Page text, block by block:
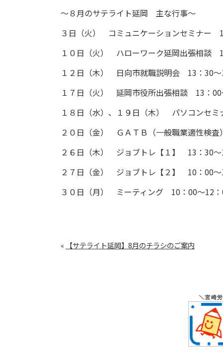
～８月のサテライト延岡 主な行事～
３日（火） コミュニケーションセミナー
１０日（火） ハローワーク延岡出張相談
１２日（木） 日向市就職説明会 13：30～
１７日（火） 延岡市役所出張相談 13：00
１８日（水）、１９日（木） パソコンセ
２０日（金） ＧＡＴＢ（一般職業適性検
２６日（木） ジョブトレ【１】 13：30～
２７日（金） ジョブトレ【２】 10：00～
３０日（月） ミーティング 10：00～12
« 【サテライト延岡】8月のチラシのご案内